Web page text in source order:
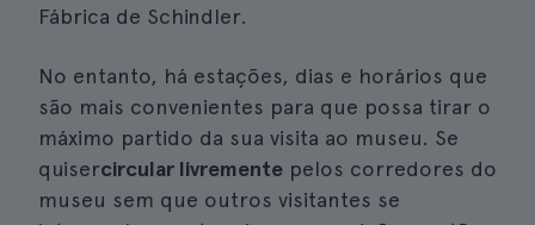
Fábrica de Schindler.
No entanto, há estações, dias e horários que
são mais convenientes para que possa tirar o
máximo partido da sua visita ao museu. Se
quisercircular livremente pelos corredores do
museu sem que outros visitantes se